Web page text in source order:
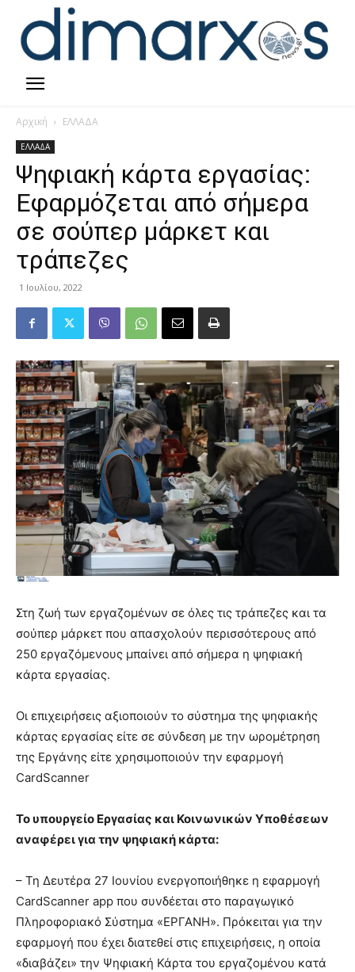
Αρχική ΕΛΛΑΔΑ
ΕΛΛΑΔΑ
Ψηφιακή κάρτα εργασίας:
Εφαρμόζεται από σήμερα
σε σούπερ μάρκετ και
τράπεζες
1 Ιουλίου, 2022
Στη ζωή των εργαζομένων σε όλες τις τράπεζες και τα
σούπερ μάρκετ που απασχολούν περισσότερους από
250 εργαζόμενους μπαίνει από σήμερα η ψηφιακή
κάρτα εργασίας.
Οι επιχειρήσεις αξιοποιούν το σύστημα της ψηφιακής
κάρτας εργασίας είτε σε σύνδεση με την ωρομέτρηση
της Εργάνης είτε χρησιμοποιούν την εφαρμογή
CardScanner
Το υπουργείο Εργασίας και Κοινωνικών Υποθέσεων
αναφέρει για την ψηφιακή κάρτα:
– Τη Δευτέρα 27 Ιουνίου ενεργοποιήθηκε η εφαρμογή
CardScanner app που συνδέεται στο παραγωγικό
Πληροφοριακό Σύστημα «ΕΡΓΑΝΗ». Πρόκειται για την
εφαρμογή που έχει διατεθεί στις επιχειρήσεις, η οποία
«διαβάζει» την Ψηφιακή Κάρτα του εργαζομένου κατά